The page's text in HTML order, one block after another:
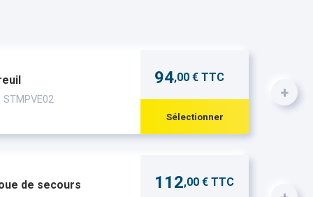
+
94,00 € TTC
Sélectionner
de secours 112,00 € TTC